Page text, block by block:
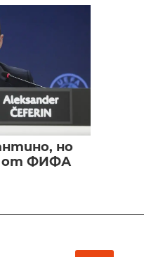
но
от ФИФА